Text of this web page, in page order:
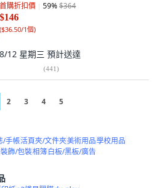
首購折扣價 59%$364
$146
($36.50/1個)
8/12 星期三 預計送達
(441)
2 3 4 5
/手帳活頁夾/文件夾美術用品學校用品
裝飾/包裝相簿白板/黑板/廣告